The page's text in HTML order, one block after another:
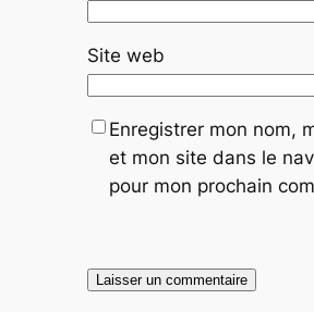
Site web
Enregistrer mon nom,
et mon site dans le
pour mon prochain